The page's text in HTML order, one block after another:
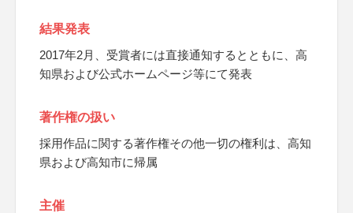
結果発表
2017年2月、受賞者には直接通知するとともに、高
知県および公式ホームページ等にて発表
著作権の扱い
採用作品に関する著作権その他一切の権利は、高知
県および高知市に帰属
主催